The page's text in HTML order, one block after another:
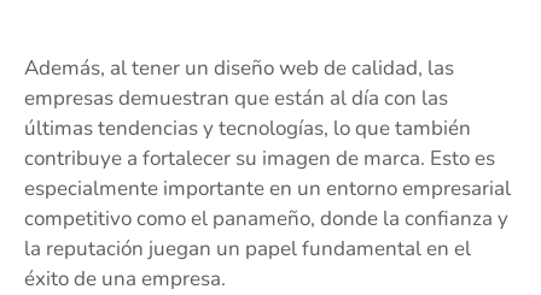
Además, al tener un diseño web de calidad, las
empresas demuestran que están al día con las
últimas tendencias y tecnologías, lo que también
contribuye a fortalecer su imagen de marca. Esto es
especialmente importante en un entorno empresarial
competitivo como el panameño, donde la confianza y
la reputación juegan un papel fundamental en el
éxito de una empresa.